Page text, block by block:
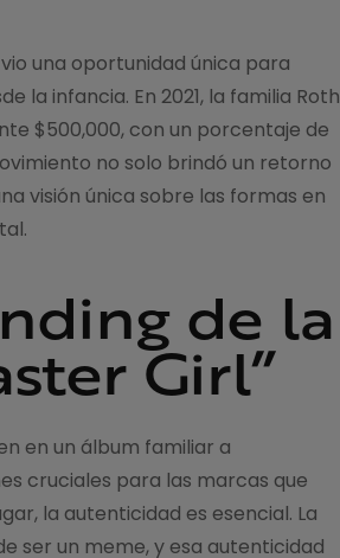
una oportunidad única para
la infancia. En 2021, la familia Roth
$500,000, con un porcentaje de
no solo brindó un retorno
visión única sobre las formas en
de la
Girl”
en un álbum familiar a
cruciales para las marcas que
la autenticidad es esencial. La
ser un meme, y esa autenticidad